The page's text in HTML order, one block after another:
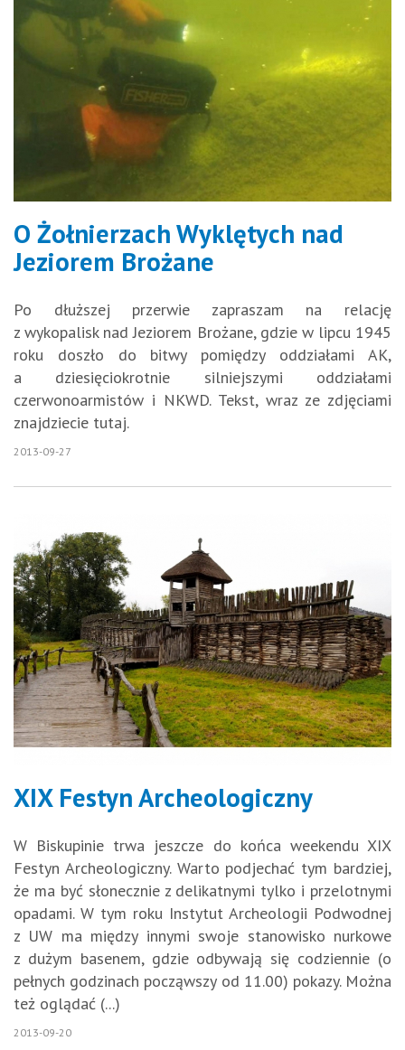
O Żołnierzach Wyklętych nad
Jeziorem Brożane
Po dłuższej przerwie zapraszam na relację
z wykopalisk nad Jeziorem Brożane, gdzie w lipcu 1945
roku doszło do bitwy pomiędzy oddziałami AK,
a dziesięciokrotnie silniejszymi oddziałami
czerwonoarmistów i NKWD. Tekst, wraz ze zdjęciami
znajdziecie tutaj.
2013-09-27
XIX Festyn Archeologiczny
W Biskupinie trwa jeszcze do końca weekendu XIX
Festyn Archeologiczny. Warto podjechać tym bardziej,
że ma być słonecznie z delikatnymi tylko i przelotnymi
opadami. W tym roku Instytut Archeologii Podwodnej
z UW ma między innymi swoje stanowisko nurkowe
z dużym basenem, gdzie odbywają się codziennie (o
pełnych godzinach począwszy od 11.00) pokazy. Można
też oglądać (...)
2013-09-20